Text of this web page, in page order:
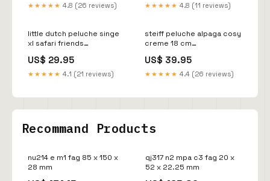
★★★★★ 4.8 (26 reviews) ★★★★★ 4.8 (11 reviews)
little dutch peluche singe
xl safari friends
US$ 29.95
★★★★★ 4.1 (21 reviews)
steiff peluche alpaga cosy
creme 18 cm
US$ 39.95
★★★★★ 4.4 (26 reviews)
Recommand Products
nu214 e m1 fag 85 x 150 x
28 mm
qj317 n2 mpa c3 fag 20 x
52 x 22.25 mm